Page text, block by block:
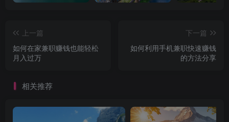
上一篇
如何在家兼职赚钱也能轻松
月入过万
下一篇
如何利用手机兼职快速赚钱
的方法分享
相关推荐